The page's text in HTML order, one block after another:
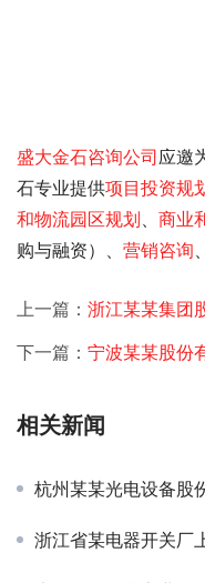
盛大金石咨询公司应邀
石专业提供项目投资规
和物流园区规划、 商业
购与融资）、 营销咨询、
上一篇： 浙江某某集团股份
下一篇： 宁波某某股份有限
相关新闻
杭州某某光电设备股份有限
浙江省某电器开关厂